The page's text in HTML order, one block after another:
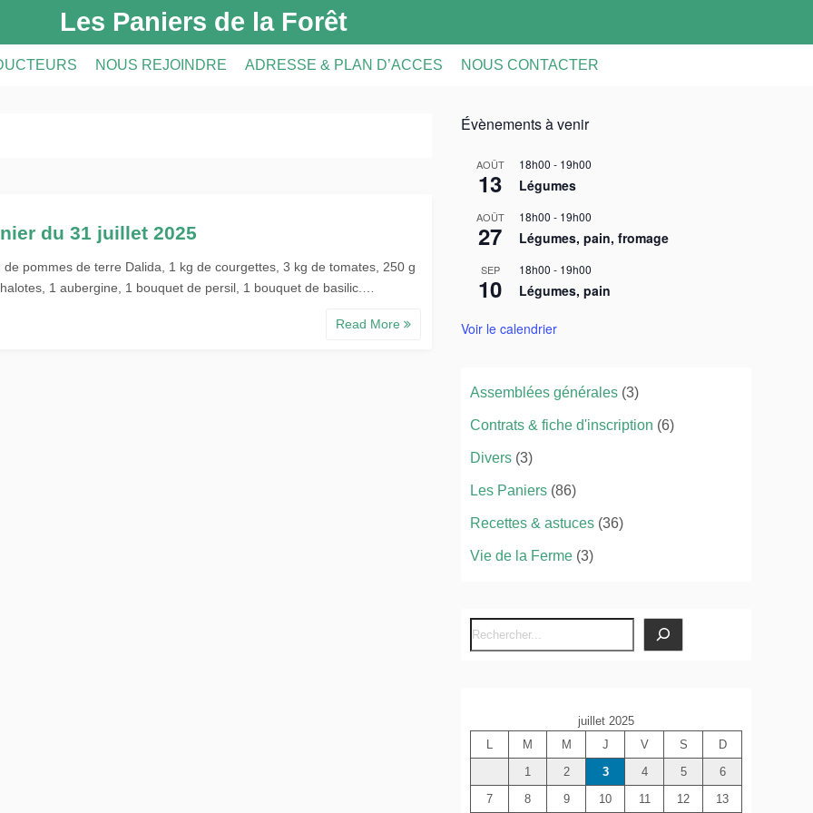
Les Paniers de la Forêt
NOUS REJOINDRE ADRESSE & PLAN D’ACCES NOUS CONTACTER
du 31 juillet 2025
de pommes de terre Dalida, 1 kg de courgettes, 3 kg de tomates, 250 g
1 aubergine, 1 bouquet de persil, 1 bouquet de basilic.…
Read More
Évènements à venir
AOÛT
13
18h00 - 19h00
Légumes
AOÛT
27
18h00 - 19h00
Légumes, pain, fromage
SEP
10
18h00 - 19h00
Légumes, pain
Voir le calendrier
Assemblées générales (3)
Contrats & fiche d'inscription (6)
Divers (3)
Les Paniers (86)
Recettes & astuces (36)
Vie de la Ferme (3)
R
e
juillet 2025
L
M M J V S
D
1
2 3 4 5
6
7
8 9 10 11 12 13